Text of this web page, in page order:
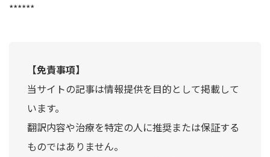
******
【免責事項】
当サイトの記事は情報提供を目的として掲載して
います。
翻訳内容や治療を特定の人に推奨または保証する
ものではありません。